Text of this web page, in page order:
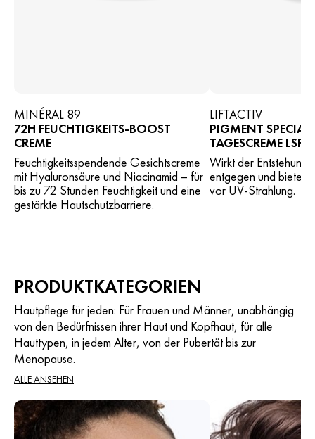
MINÉRAL 89
72H FEUCHTIGKEITS-BOOST
CREME
Feuchtigkeitsspendende Gesichtscreme
mit Hyaluronsäure und Niacinamid – für
bis zu 72 Stunden Feuchtigkeit und eine
gestärkte Hautschutzbarriere.
LIFTACTIV
PIGMENT
TAGESCREME LSF
Wirkt der Entstehung
entgegen und bietet
vor UV-Strahlung.
PRODUKTKATEGORIEN
Hautpflege für jeden: Für Frauen und Männer, unabhängig
von den Bedürfnissen ihrer Haut und Kopfhaut, für alle
Hauttypen, in jedem Alter, von der Pubertät bis zur
Menopause.
ALLE ANSEHEN